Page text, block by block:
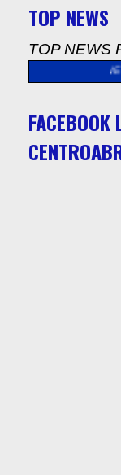
TOP NEWS
TOP NEWS
CANTIERE